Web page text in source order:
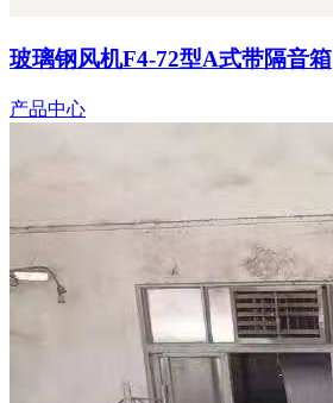
玻璃钢风机F4-72型A式带隔音箱
产品中心